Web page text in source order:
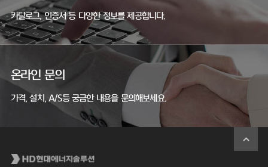
카탈로그, 인증서 등 다양한 정보를 제공합니다.
온라인 문의
가격, 설치, A/S등 궁금한 내용을 문의해보세요.